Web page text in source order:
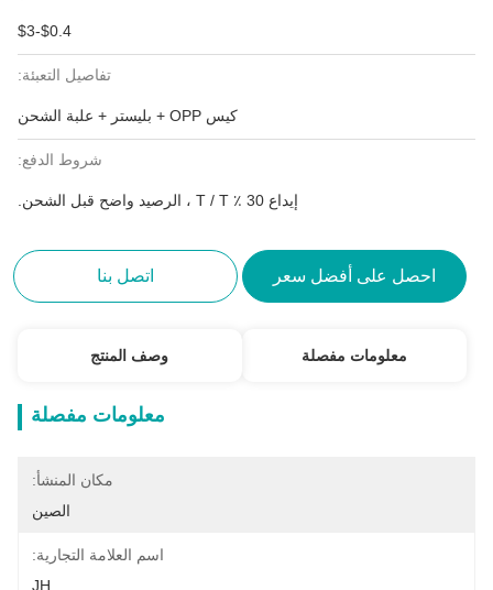
$0.4-$3
تفاصيل التعبئة:
كيس OPP + بليستر + علبة الشحن
شروط الدفع:
إيداع 30 ٪ T / T ، الرصيد واضح قبل الشحن.
احصل على أفضل سعر اتصل بنا
معلومات مفصلة وصف المنتج
معلومات مفصلة
مكان المنشأ:
الصين
اسم العلامة التجارية:
JH